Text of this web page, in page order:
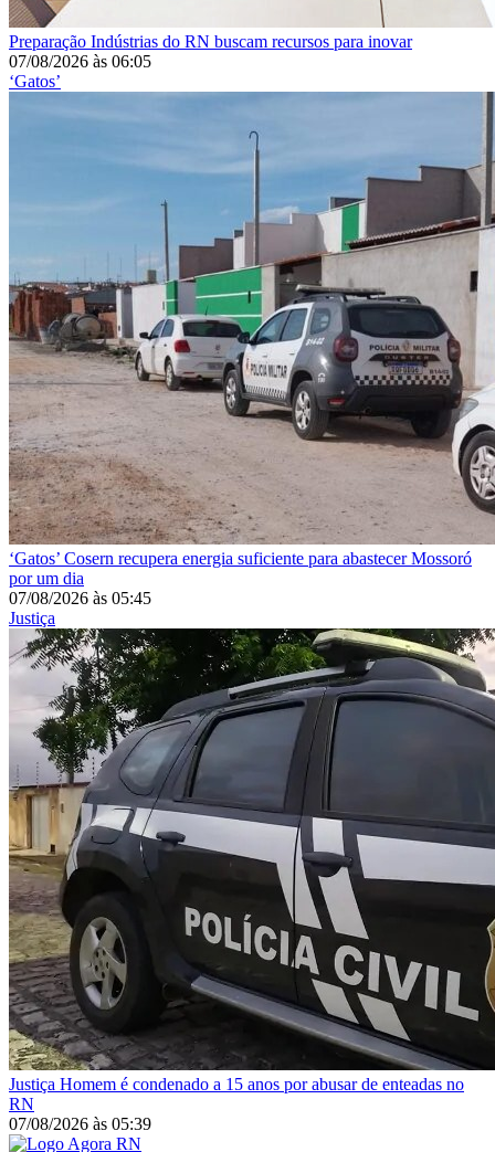
Preparação Indústrias do RN buscam recursos para inovar
07/08/2026 às 06:05
‘Gatos’
‘Gatos’ Cosern recupera energia suficiente para abastecer Mossoró
por um dia
07/08/2026 às 05:45
Justiça
Justiça Homem é condenado a 15 anos por abusar de enteadas no
RN
07/08/2026 às 05:39